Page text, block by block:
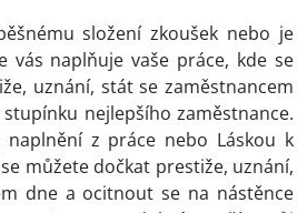
složení zkoušek nebo je
vás naplňuje vaše práce, kde se
uznání, stát se zaměstnancem
nejlepšího zaměstnance.
z práce nebo Láskou k
můžete dočkat prestiže, uznání,
dne a ocitnout se na nástěnce